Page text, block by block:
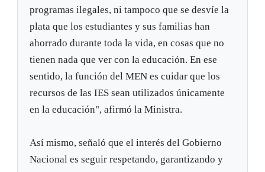
programas ilegales, ni tampoco que se desvíe la
plata que los estudiantes y sus familias han
ahorrado durante toda la vida, en cosas que no
tienen nada que ver con la educación. En ese
sentido, la función del MEN es cuidar que los
recursos de las IES sean utilizados únicamente
en la educación", afirmó la Ministra.
Así mismo, señaló que el interés del Gobierno
Nacional es seguir respetando, garantizando y